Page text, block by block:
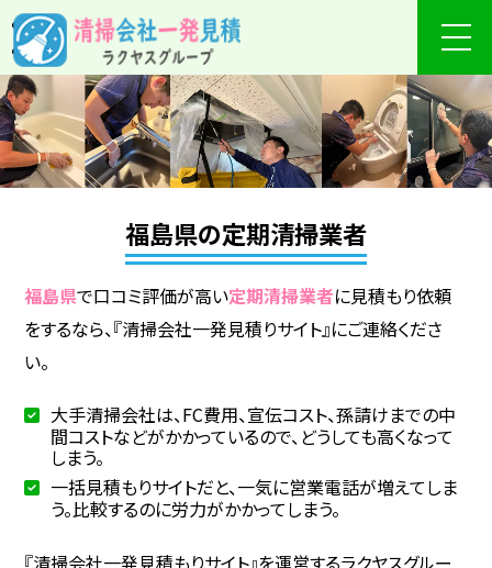
福島県の定期清掃業者
福島県で口コミ評価が高い定期清掃業者に見積もり依頼
をするなら、『清掃会社一発見積りサイト』にご連絡くださ
い。
大手清掃会社は、FC費用、宣伝コスト、孫請けまでの中
間コストなどがかかっているので、どうしても高くなって
しまう。
一括見積もりサイトだと、一気に営業電話が増えてしま
う。比較するのに労力がかかってしまう。